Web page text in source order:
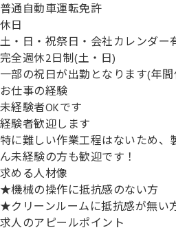
普通自動車運転免許
休日
土・日・祝祭日・会社カレンダー
完全週休2日制(土・日)
一部の祝日が出勤となります(年
お仕事の経験
未経験者OKです
経験者歓迎します
特に難しい作業工程はないため、
ん未経験の方も歓迎です！
求める人材像
★機械の操作に抵抗感のない方
★クリーンルームに抵抗感が無い
求人のアピールポイント